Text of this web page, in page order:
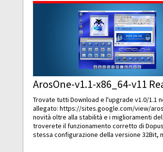
ArosOne-v1.1-x86_64-v11
Trovate tutti Download e l'upgrade v1.0/1.1
allegato:https://sites.google.com/view/
novità oltre alla stabilità e i miglioramenti
troverete il funzionamento corretto di
stessa configurazione della versione 32Bit,